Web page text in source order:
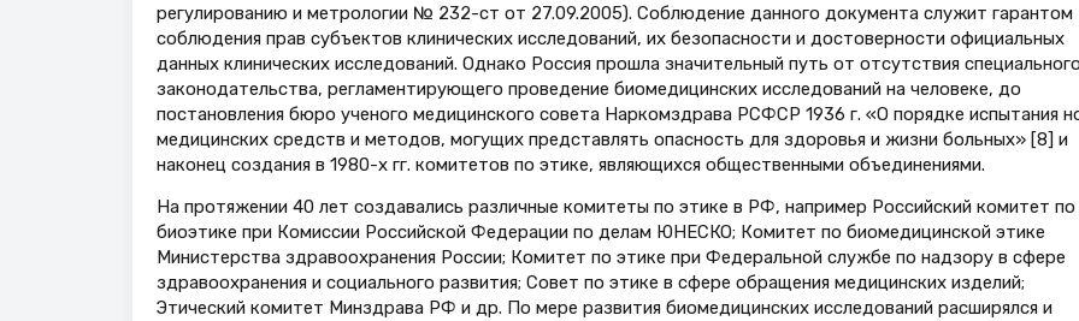
регулированию и метрологии № 232-ст от 27.09.2005). Соблюдение данного документа служит гарантом
соблюдения прав субъектов клинических исследований, их безопасности и достоверности официальных
данных клинических исследований. Однако Россия прошла значительный путь от отсутствия
законодательства, регламентирующего проведение биомедицинских исследований на человеке, до
постановления бюро ученого медицинского совета Наркомздрава РСФСР 1936 г. «О порядке испытания
медицинских средств и методов, могущих представлять опасность для здоровья и жизни больных» [8] и
наконец создания в 1980-х гг. комитетов по этике, являющихся общественными объединениями.
На протяжении 40 лет создавались различные комитеты по этике в РФ, например Российский комитет по
биоэтике при Комиссии Российской Федерации по делам ЮНЕСКО; Комитет по биомедицинской этике
Министерства здравоохранения России; Комитет по этике при Федеральной службе по надзору в сфере
здравоохранения и социального развития; Совет по этике в сфере обращения медицинских изделий;
Этический комитет Минздрава РФ и др. По мере развития биомедицинских исследований расширялся и